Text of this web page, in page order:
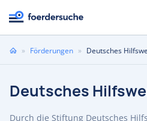
Sie» Förderungen » Deutsches
Deutsches
Durch die Stiftung Deutsches